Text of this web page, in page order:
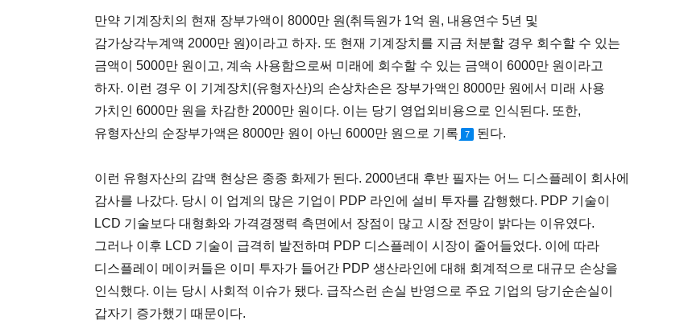
만약 기계장치의 현재 장부가액이 8000만 원(취득원가 1억 원, 내용연수 5년 및
감가상각누계액 2000만 원)이라고 하자. 또 현재 기계장치를 지금 처분할 경우 회수할 수 있는
금액이 5000만 원이고, 계속 사용함으로써 미래에 회수할 수 있는 금액이 6000만 원이라고
하자. 이런 경우 이 기계장치(유형자산)의 손상차손은 장부가액인 8000만 원에서 미래 사용
가치인 6000만 원을 차감한 2000만 원이다. 이는 당기 영업외비용으로 인식된다. 또한,
유형자산의 순장부가액은 8000만 원이 아닌 6000만 원으로 기록
7 된다.
이런 유형자산의 감액 현상은 종종 화제가 된다. 2000년대 후반 필자는 어느 디스플레이 회사에
감사를 나갔다. 당시 이 업계의 많은 기업이 PDP 라인에 설비 투자를 감행했다. PDP 기술이
LCD 기술보다 대형화와 가격경쟁력 측면에서 장점이 많고 시장 전망이 밝다는 이유였다.
그러나 이후 LCD 기술이 급격히 발전하며 PDP 디스플레이 시장이 줄어들었다. 이에 따라
디스플레이 메이커들은 이미 투자가 들어간 PDP 생산라인에 대해 회계적으로 대규모 손상을
인식했다. 이는 당시 사회적 이슈가 됐다. 급작스런 손실 반영으로 주요 기업의 당기순손실이
갑자기 증가했기 때문이다.